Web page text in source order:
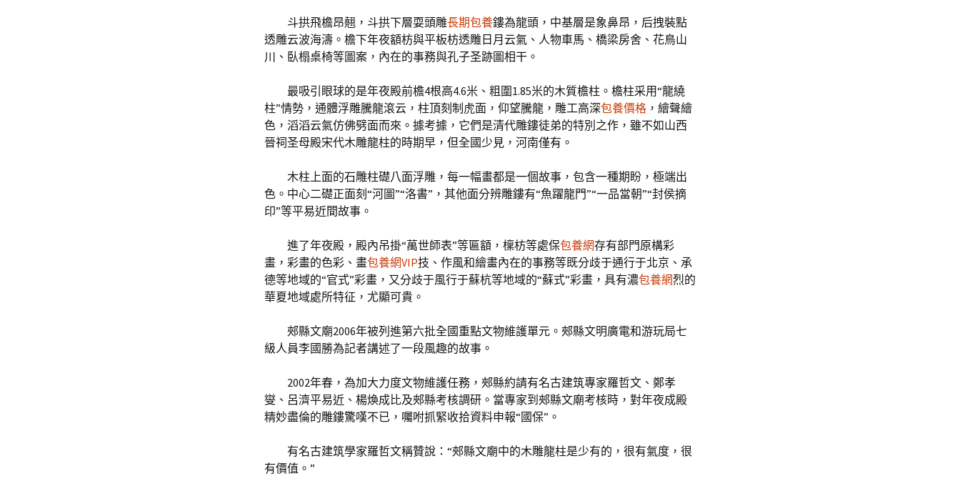
斗拱飛檐昂翹，斗拱下層耍頭雕長期包養鏤為龍頭，中基層是象鼻昂，后拽裝點
透雕云波海濤。檐下年夜額枋與平板枋透雕日月云氣、人物車馬、橋梁房舍、花鳥山
川、臥榻桌椅等圖案，內在的事務與孔子圣跡圖相干。
最吸引眼球的是年夜殿前檐4根高4.6米、粗圍1.85米的木質檐柱。檐柱采用“龍繞
柱”情勢，通體浮雕騰龍滾云，柱頂刻制虎面，仰望騰龍，雕工高深包養價格 ，繪聲繪
色，滔滔云氣仿佛劈面而來。據考據，它們是清代雕鏤徒弟的特別之作，雖不如山西
晉祠圣母殿宋代木雕龍柱的時期早，但全國少見，河南僅有。
木柱上面的石雕柱礎八面浮雕，每一幅畫都是一個故事，包含一種期盼，極端出
色。中心二礎正面刻“河圖”“洛書”，其他面分辨雕鏤有“魚躍龍門”“一品當朝”“封侯摘
印”等平易近間故事。
進了年夜殿，殿內吊掛“萬世師表”等匾額，檁枋等處保包養網存有部門原構彩
畫，彩畫的色彩、畫包養網VIP技、作風和繪畫內在的事務等既分歧于通行于北京、承
德等地域的“官式”彩畫，又分歧于風行于蘇杭等地域的“蘇式”彩畫，具有濃包養網烈的
華夏地域處所特征，尤顯可貴。
郟縣文廟2006年被列進第六批全國重點文物維護單元。郟縣文明廣電和游玩局七
級人員李國勝為記者講述了一段風趣的故事。
2002年春，為加大力度文物維護任務，郟縣約請有名古建筑專家羅哲文、鄭孝
燮、呂濟平易近、楊煥成比及郟縣考核調研。當專家到郟縣文廟考核時，對年夜成殿
精妙盡倫的雕鏤驚嘆不已，囑咐抓緊收拾資料申報“國保”。
有名古建筑學家羅哲文稱贊說：“郟縣文廟中的木雕龍柱是少有的，很有氣度，很
有價值。”